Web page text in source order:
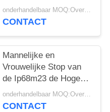
Huidige Waterdichte
Schakelaar T
onderhandelbaar MOQ:Overeen te komen
CONTACT
Mannelijke en
Vrouwelijke Stop van
de Ip68m23 de Hoge
Huidige Waterdichte
Schakelaar
onderhandelbaar MOQ:Overeen te komen
CONTACT